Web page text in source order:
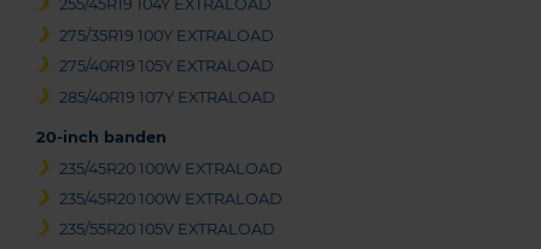
255/45R19 104Y EXTRALOAD
275/35R19 100Y EXTRALOAD
275/40R19 105Y EXTRALOAD
285/40R19 107Y EXTRALOAD
20-inch banden
235/45R20 100W EXTRALOAD
235/45R20 100W EXTRALOAD
235/55R20 105V EXTRALOAD